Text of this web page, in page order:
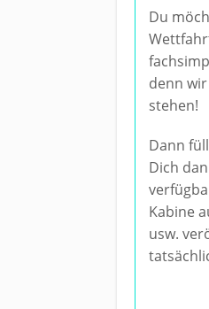
Du
denn
stehen!
Dann
Dich
Kabine
usw.